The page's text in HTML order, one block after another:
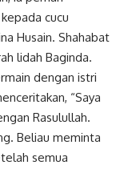
cucu
Husain. Shahabat
lidah Baginda.
dengan istri
“Saya
Rasulullah.
Beliau meminta
semua